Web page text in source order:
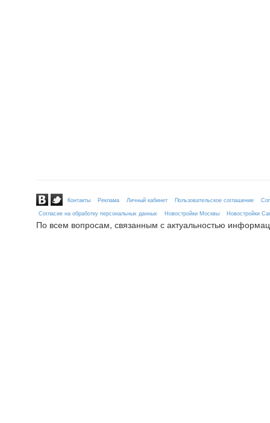
Контакты Реклама Личный кабинет Пользовательское соглашение
Согласие на обработку персональных данных
Новостройки Москвы Новостройки
По всем вопросам, связанным с актуальностью